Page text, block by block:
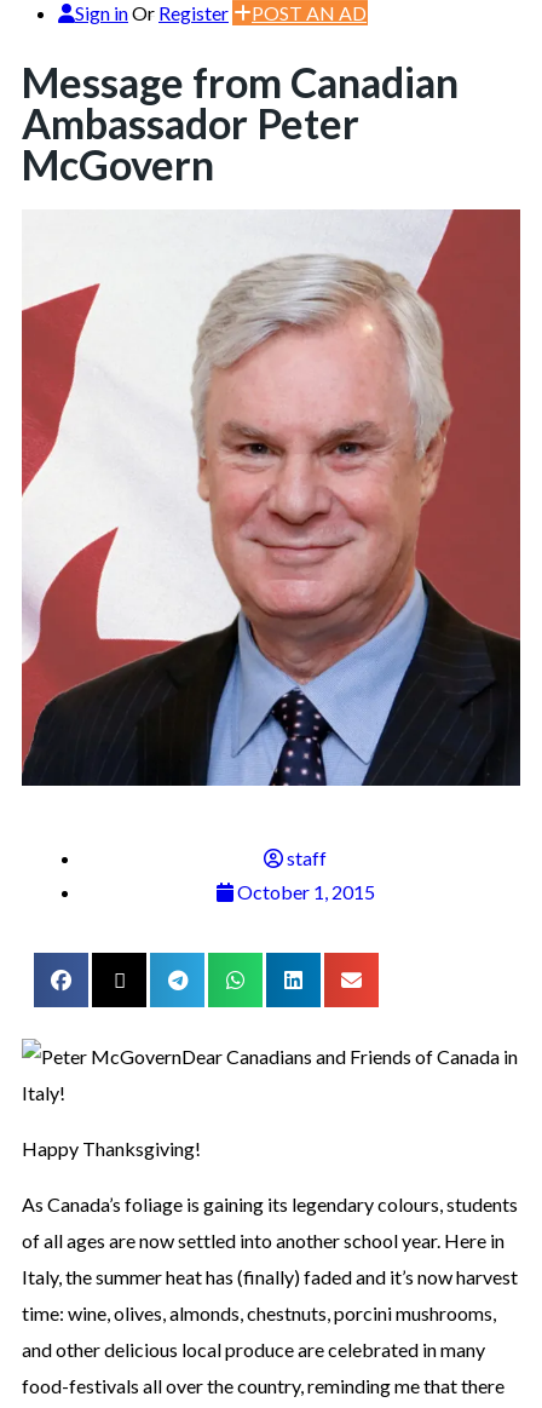
Sign inOr Register POST AN AD
Message from Canadian
Ambassador Peter
McGovern
staff
October 1, 2015
Dear Canadians and Friends of Canada in
Italy!
Happy Thanksgiving!
As Canada’s foliage is gaining its legendary colours, students
of all ages are now settled into another school year. Here in
Italy, the summer heat has (finally) faded and it’s now harvest
time: wine, olives, almonds, chestnuts, porcini mushrooms,
and other delicious local produce are celebrated in many
food-festivals all over the country, reminding me that there